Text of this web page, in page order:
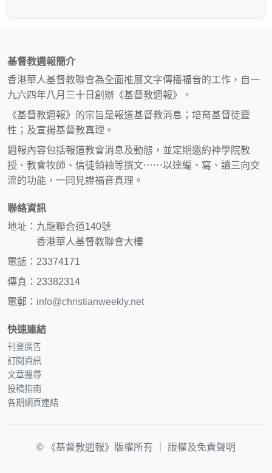
基督教週報簡介
香港華人基督教聯會為全面推展文字傳播福音的工作，自一
九六四年八月三十日創辦《基督教週報》。
《基督教週報》的宗旨是報道基督教消息；培育基督徒靈
性；及宣揚基督教真理。
週報內容包括報道教會消息及動態，並定期邀約神學院教
授、教會牧師、信徒領袖等撰文⋯⋯以達編、寫、讀三向交
流的功能，一同見證福音真理。
聯絡資訊
地址：九龍聯合道140號
香港華人基督教聯會大樓
電話：23374171
傳真：23382314
電郵： info@christianweekly.net
快速連結
刊登廣告
訂閱資訊
文章搜尋
投稿指南
各期網頁連結
© 《基督教週報》版權所有 ｜ 版權及免責聲明